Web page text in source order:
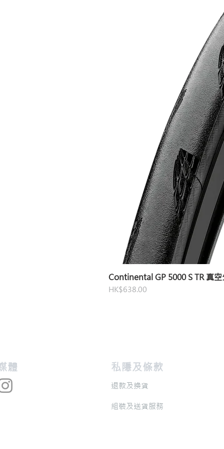
Continental GP 5000 S TR 真空
價格
HK$638.00
體 私隱及條款
退款及換貨
​組裝及送貨服務